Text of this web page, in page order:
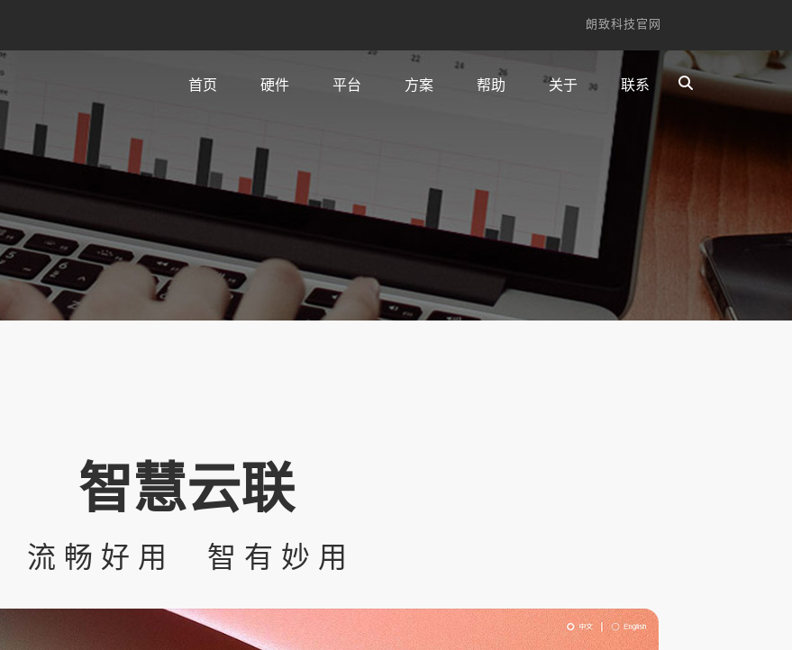
朗致科技官网
首页 硬件 平台 方案 帮助 关于 联系
智慧云联
流 畅 好 用 智 有 妙 用